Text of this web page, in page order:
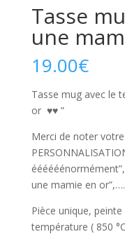
Tasse
une
19.00€
Tasse mug avec le
or ♥♥ ”
Merci de noter
une mamie en
Pièce unique,
température ( 850